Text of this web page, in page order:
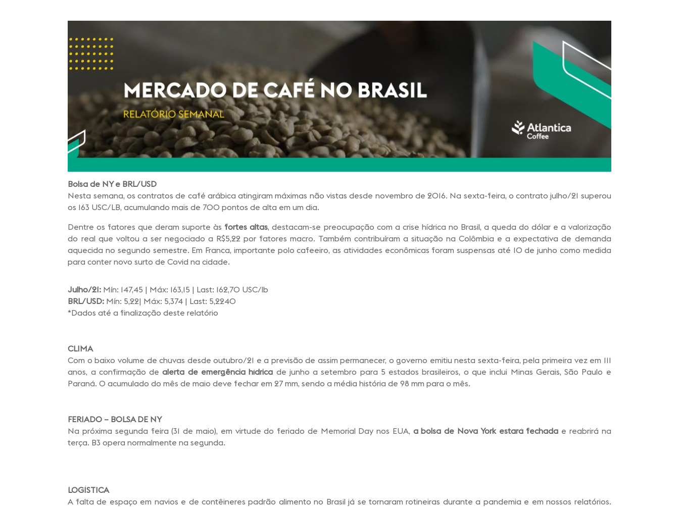
Bolsa de NY e BRL/USD
Nesta semana, os contratos de café arábica atingiram máximas não vistas desde novembro de 2016. Na sexta-feira, o contrato julho/21 superou
os 163 USC/LB, acumulando mais de 700 pontos de alta em um dia.
Dentre os fatores que deram suporte às fortes altas, destacam-se preocupação com a crise hídrica no Brasil, a queda do dólar e a valorização
do real que voltou a ser negociado a R$5,22 por fatores macro. Também contribuíram a situação na Colômbia e a expectativa de demanda
aquecida no segundo semestre. Em Franca, importante polo cafeeiro, as atividades econômicas foram suspensas até 10 de junho como medida
para conter novo surto de Covid na cidade.
Julho/21: Mín: 147,45 | Máx: 163,15 | Last: 162,70 USC/lb
BRL/USD: Mín: 5,22| Máx: 5,374 | Last: 5,2240
*Dados até a finalização deste relatório
CLIMA
Com o baixo volume de chuvas desde outubro/21 e a previsão de assim permanecer, o governo emitiu nesta sexta-feira, pela primeira vez em 111
anos, a confirmação de alerta de emergência hídrica de junho a setembro para 5 estados brasileiros, o que inclui Minas Gerais, São Paulo e
Paraná. O acumulado do mês de maio deve fechar em 27 mm, sendo a média história de 98 mm para o mês.
FERIADO – BOLSA DE NY
Na próxima segunda feira (31 de maio), em virtude do feriado de Memorial Day nos EUA, a bolsa de Nova York estará fechada e reabrirá na
terça. B3 opera normalmente na segunda.
LOGÍSTICA
A falta de espaço em navios e de contêineres padrão alimento no Brasil já se tornaram rotineiras durante a pandemia e em nossos relatórios.